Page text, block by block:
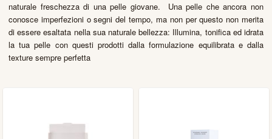
naturale freschezza di una pelle giovane. Una pelle che ancora non
conosce imperfezioni o segni del tempo, ma non per questo non merita
di essere esaltata nella sua naturale bellezza: Illumina, tonifica ed idrata
la tua pelle con questi prodotti dalla formulazione equilibrata e dalla
texture sempre perfetta